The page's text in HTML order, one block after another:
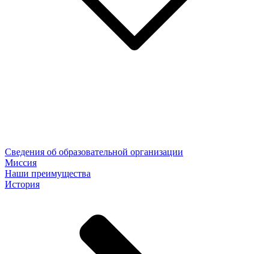
Сведения об образовательной организации
Миссия
Наши преимущества
История